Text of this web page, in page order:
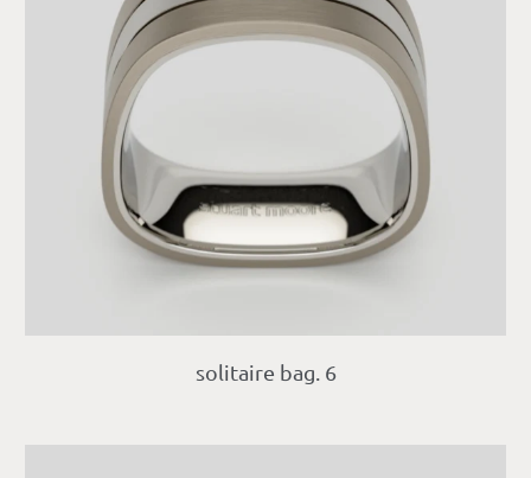
solitaire bag. 6